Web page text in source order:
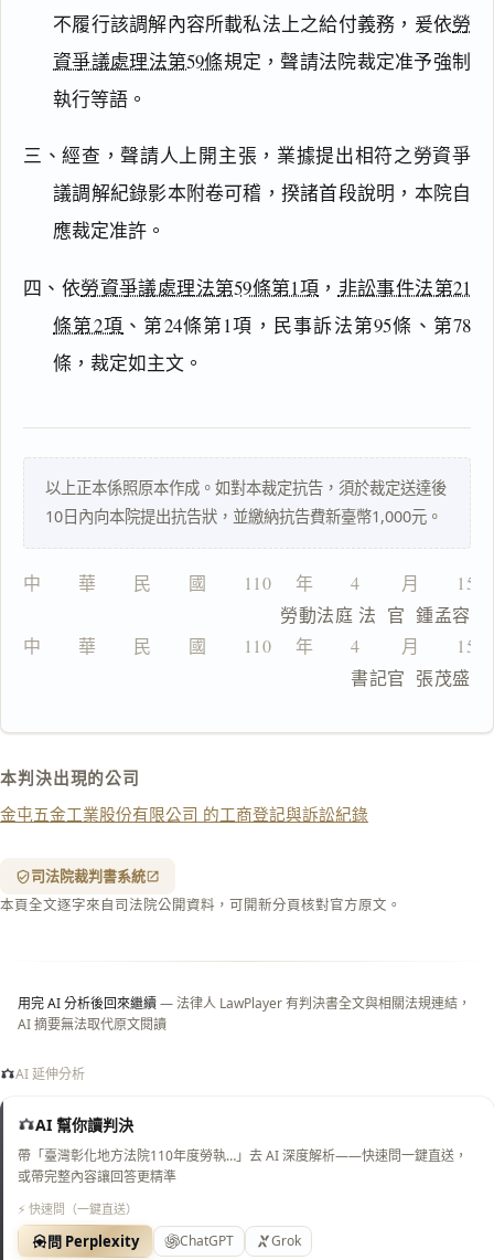
不履行該調解內容所載私法上之給付義務，爰依勞
資爭議處理法第59條規定，聲請法院裁定准予強制
執行等語。
三、經查，聲請人上開主張，業據提出相符之勞資爭
議調解紀錄影本附卷可稽，揆諸首段說明，本院自
應裁定准許。
四、依勞資爭議處理法第59條第1項 ， 非訟事件法第21
條第2項 、第24條第1項，民事訴法第95條、第78
條，裁定如主文。
以上正本係照原本作成。如對本裁定抗告，須於裁定送達後
10日內向本院提出抗告狀，並繳納抗告費新臺幣1,000元。
中　　華　　民　　國　　110 　年　　4 　　月　　15
                       勞動法庭 法  官  鍾孟容
中　　華　　民　　國　　110 　年　　4 　　月　　15
                                書記官  張茂盛
本判決出現的公司
金屯五金工業股份有限公司 的工商登記與訴訟紀錄
司法院裁判書系統
本頁全文逐字來自司法院公開資料，可開新分頁核對官方原文。
用完 AI 分析後回來繼續— 法律人 LawPlayer 有判決書全文與相關法規連結，
AI 摘要無法取代原文閱讀
AI 延伸分析
AI 幫你讀判決
帶「臺灣彰化地方法院110年度勞執…」去 AI 深度解析——快速問一鍵直送，
或帶完整內容讓回答更精準
⚡ 快速問（一鍵直送）
問 Perplexity ChatGPT Grok
閱讀 研究
主
文
複
文